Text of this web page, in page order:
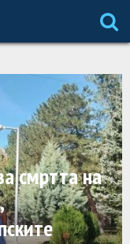
смртта на